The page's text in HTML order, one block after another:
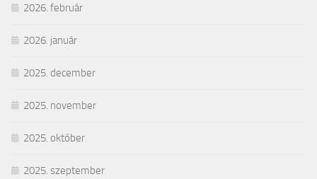
2026. február
2026. január
2025. december
2025. november
2025. október
2025. szeptember